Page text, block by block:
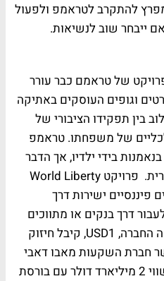
להתקרב לטראמפ ולפעול
ייבחר שוב לנשיאות.
של טראמם כבר עורר
וגופים העוסקים באתיקה
בין תפקידו הציבורי של
של משפחתו. טראמפ
בידי ילדיו, אך הדבר
לא הרגיע את הביקורת הציבורית. פרויקט World Liberty
ישירות דרך
דרך בנקים או מתווכים
אחרים. הסטייבלקוין שהשיקה החברה, USD1, קיבל חיזוק
חברת השקעות מאבו דאבי
בחרה בו כתשתית לעסקה בשווי 2 מיליארד דולר עם בורסת